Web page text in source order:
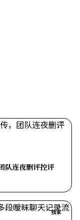
队连夜删评控评
独家